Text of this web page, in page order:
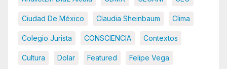
Ciudad De México Claudia Sheinbaum Clima
Colegio Jurista CONSCIENCIA Contextos
Cultura Dolar Featured Felipe Vega